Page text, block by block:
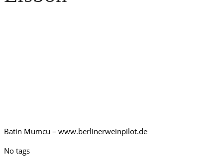
Batin Mumcu – www.berlinerweinpilot.de
No tags